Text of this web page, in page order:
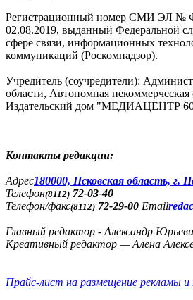
Регистрационный номер СМИ ЭЛ №
02.08.2019, выданный Федеральной
сфере связи, информационных
коммуникаций (Роскомнадзор).
Учредитель (соучредители):
области, Автономная некоммерческая
Издательский дом "МЕДИАЦЕНТР
Контакты редакции:
Адреc180000, Псковская область, г.
Телефон(8112) 72-03-40
Телефон/факс(8112) 72-29-00 Email
Главный редактор - Александр
Креативный редактор — Алена
Прайс-лист на размещение рекламы